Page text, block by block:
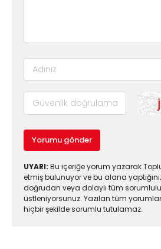
Yorumu gönder
UYARI: Bu içeriğe yorum yazarak
etmiş bulunuyor ve bu alana
doğrudan veya dolaylı tüm
üstleniyorsunuz. Yazılan tüm
hiçbir şekilde sorumlu tutulamaz.